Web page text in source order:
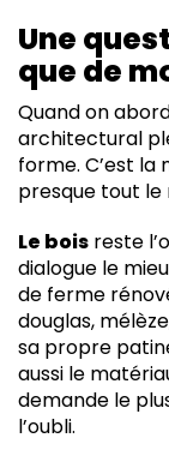
Une
que de
Quand on
architectural
forme. C’est la
presque tout le
Le bois reste
dialogue le
de ferme
douglas,
sa propre
aussi le
demande le
l’oubli.